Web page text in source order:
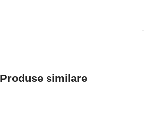
Produse similare